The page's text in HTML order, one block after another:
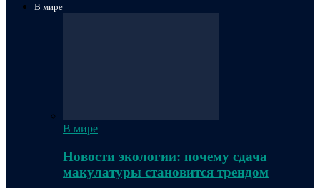
В мире
В мире
Новости экологии: почему сдача
макулатуры становится трендом